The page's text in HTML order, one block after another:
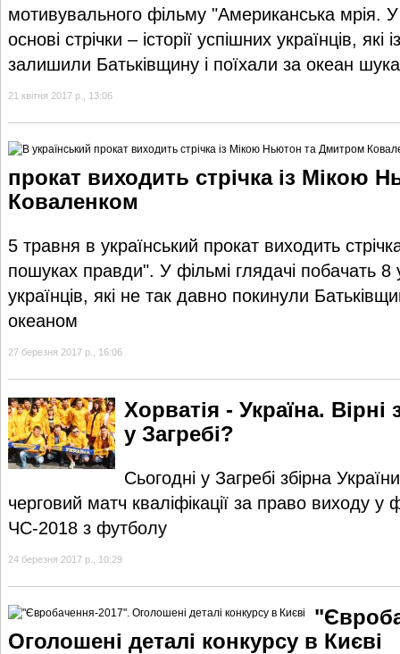
мотивувального фільму "Американська
основі стрічки – історії успішних українців, які
залишили Батьківщину і поїхали за океан
21 квітня 2017 р., 13:06
прокат виходить стрічка із Мікою
Коваленком
5 травня в український прокат виходить
пошуках правди". У фільмі глядачі побачать 8
українців, які не так давно покинули
океаном
27 березня 2017 р., 16:06
Хорватія - Україна.
у Загребі?
Сьогодні у Загребі збірна
черговий матч кваліфікації за право виходу у
ЧС-2018 з футболу
24 березня 2017 р., 10:29
Оголошені деталі конкурсу в Києві